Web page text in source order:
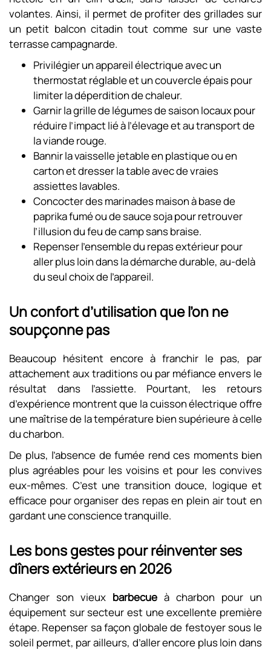
volantes. Ainsi, il permet de profiter des grillades sur
un petit balcon citadin tout comme sur une vaste
terrasse campagnarde.
Privilégier un appareil électrique avec un
thermostat réglable et un couvercle épais pour
limiter la déperdition de chaleur.
Garnir la grille de légumes de saison locaux pour
réduire l’impact lié à l’élevage et au transport de
la viande rouge.
Bannir la vaisselle jetable en plastique ou en
carton et dresser la table avec de vraies
assiettes lavables.
Concocter des marinades maison à base de
paprika fumé ou de sauce soja pour retrouver
l’illusion du feu de camp sans braise.
Repenser l’ensemble du repas extérieur pour
aller plus loin dans la démarche durable, au-delà
du seul choix de l’appareil.
Un confort d’utilisation que l’on ne
soupçonne pas
Beaucoup hésitent encore à franchir le pas, par
attachement aux traditions ou par méfiance envers le
résultat dans l’assiette. Pourtant, les retours
d’expérience montrent que la cuisson électrique offre
une maîtrise de la température bien supérieure à celle
du charbon.
De plus, l’absence de fumée rend ces moments bien
plus agréables pour les voisins et pour les convives
eux-mêmes. C’est une transition douce, logique et
efficace pour organiser des repas en plein air tout en
gardant une conscience tranquille.
Les bons gestes pour réinventer ses
dîners extérieurs en 2026
Changer son vieux barbecue à charbon pour un
équipement sur secteur est une excellente première
étape. Repenser sa façon globale de festoyer sous le
soleil permet, par ailleurs, d’aller encore plus loin dans